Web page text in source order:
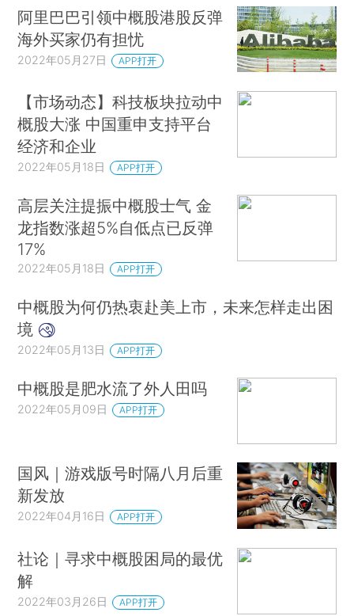
阿里巴巴引领中概股港股反弹
海外买家仍有担忧
2022年05月27日 APP打开
【市场动态】科技板块拉动中
概股大涨 中国重申支持平台
经济和企业
2022年05月18日 APP打开
高层关注提振中概股士气 金
龙指数涨超5%自低点已反弹
17%
2022年05月18日 APP打开
中概股为何仍热衷赴美上市，未来怎样走出困
境
2022年05月13日 APP打开
中概股是肥水流了外人田吗
2022年05月09日 APP打开
国风｜游戏版号时隔八月后重
新发放
2022年04月16日 APP打开
社论｜寻求中概股困局的最优
解
2022年03月26日 APP打开